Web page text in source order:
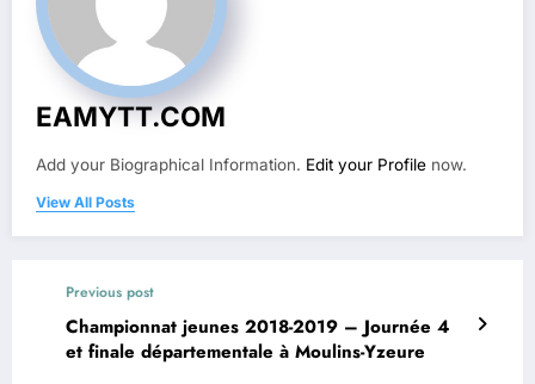
EAMYTT.COM
Add your Biographical Information. Edit your Profile now.
View All Posts
Previous post
Championnat jeunes 2018-2019 – Journée 4
et finale départementale à Moulins-Yzeure